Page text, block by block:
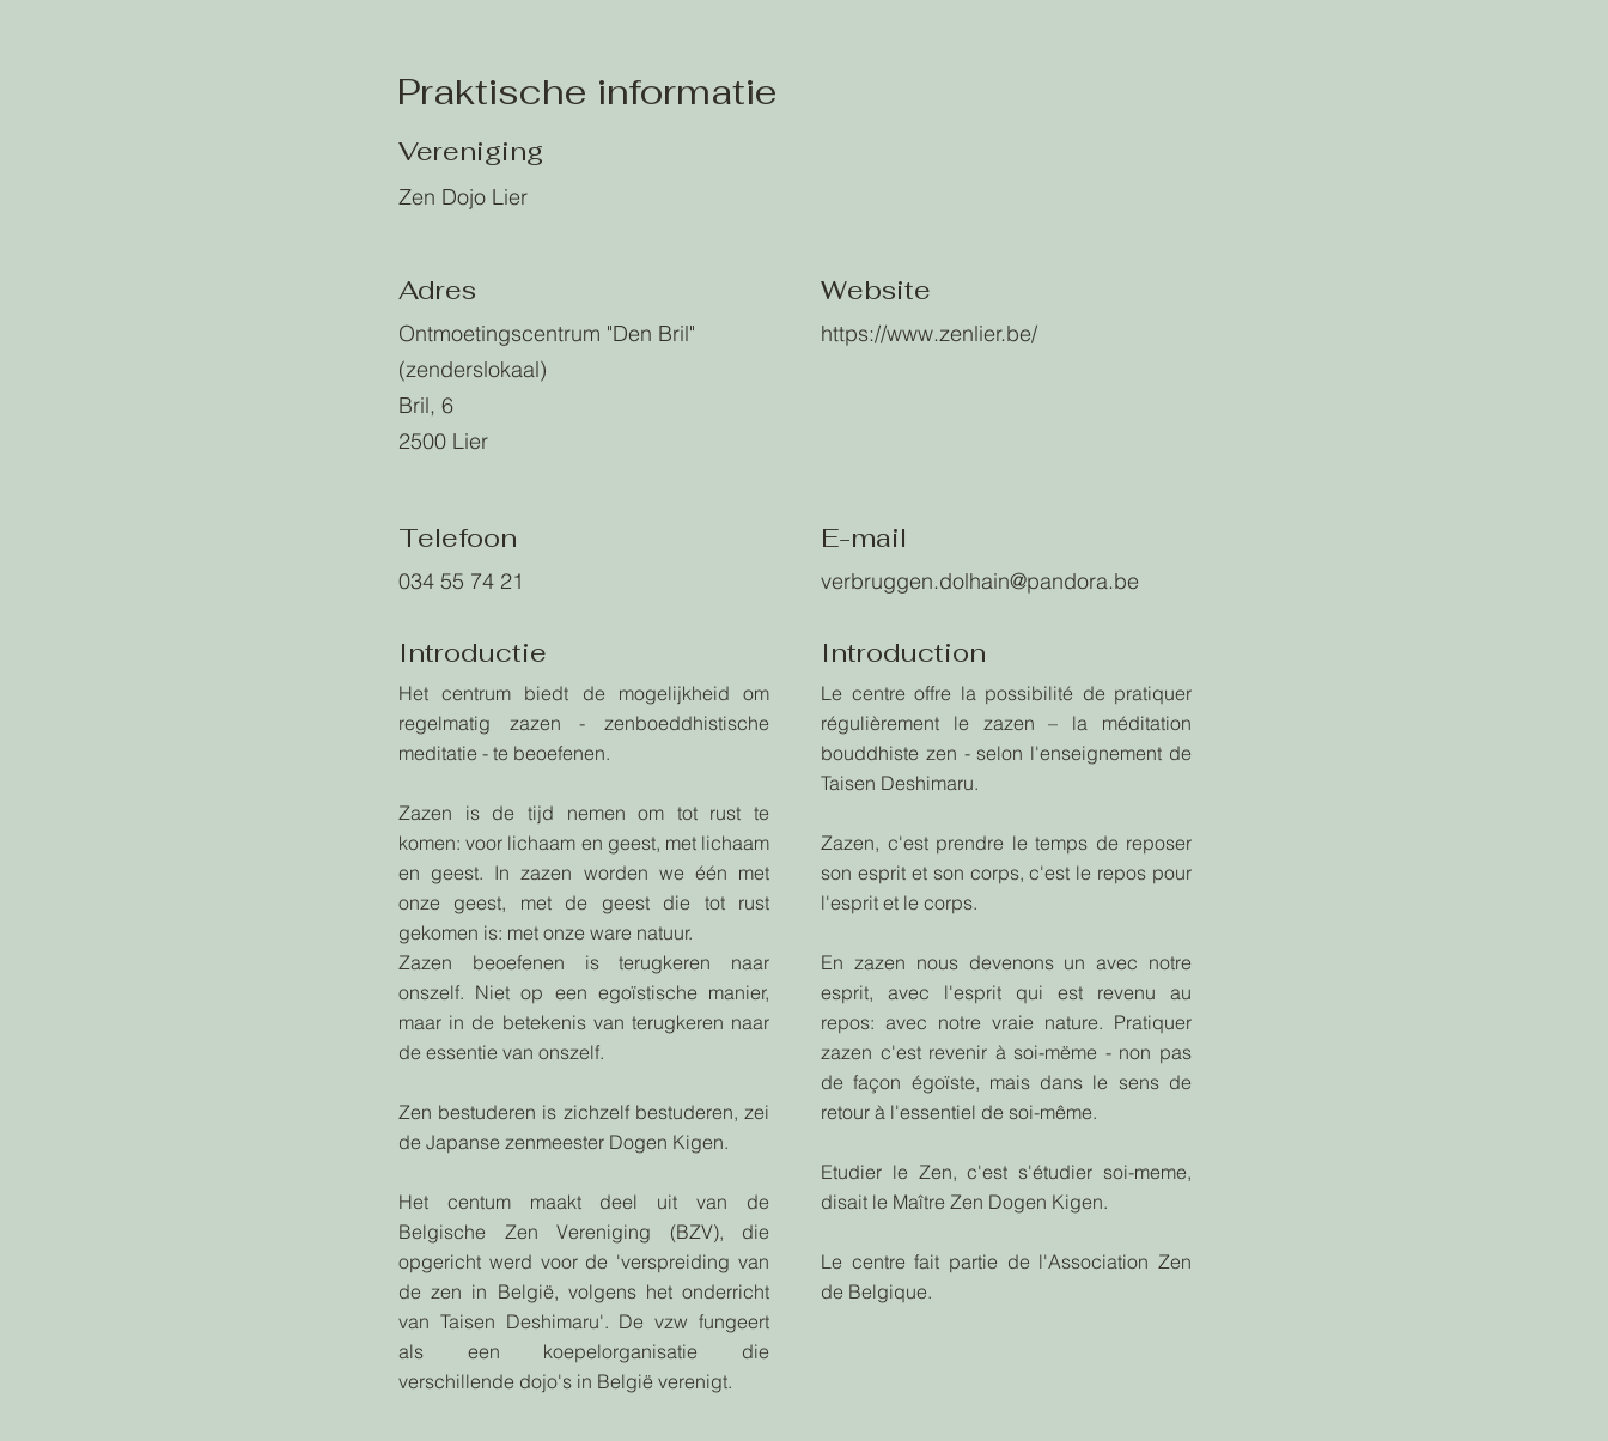
Praktische informatie
Vereniging
Zen Dojo Lier
Adres
Ontmoetingscentrum "Den Bril"
(zenderslokaal)
Bril, 6
2500 Lier
Website
https://www.zenlier.be/
Telefoon
034 55 74 21
E-mail
verbruggen.dolhain@pandora.be
Introductie
Het centrum biedt de mogelijkheid om
regelmatig zazen - zenboeddhistische
meditatie - te beoefenen.
Zazen is de tijd nemen om tot rust te
komen: voor lichaam en geest, met lichaam
en geest. In zazen worden we één met
onze geest, met de geest die tot rust
gekomen is: met onze ware natuur.
Zazen beoefenen is terugkeren naar
onszelf. Niet op een egoïstische manier,
maar in de betekenis van terugkeren naar
de essentie van onszelf.
Zen bestuderen is zichzelf bestuderen, zei
de Japanse zenmeester Dogen Kigen.
Het centum maakt deel uit van de
Belgische Zen Vereniging (BZV), die
opgericht werd voor de 'verspreiding van
de zen in België, volgens het onderricht
van Taisen Deshimaru'. De vzw fungeert
als een koepelorganisatie die
verschillende dojo's in België verenigt.
Introduction
Le centre offre la possibilité de pratiquer
régulièrement le zazen – la méditation
bouddhiste zen - selon l'enseignement de
Taisen Deshimaru.
Zazen, c'est prendre le temps de reposer
son esprit et son corps, c'est le repos pour
l'esprit et le corps.
En zazen nous devenons un avec notre
esprit, avec l'esprit qui est revenu au
repos: avec notre vraie nature. Pratiquer
zazen c'est revenir à soi-mëme - non pas
de façon égoïste, mais dans le sens de
retour à l'essentiel de soi-même.
Etudier le Zen, c'est s'étudier soi-meme,
disait le Maître Zen Dogen Kigen.
Le centre fait partie de l'Association Zen
de Belgique.